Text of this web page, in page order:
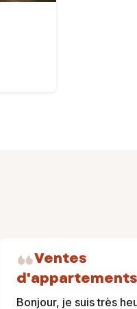
Ventes
d'appartements
Bonjour, je suis très